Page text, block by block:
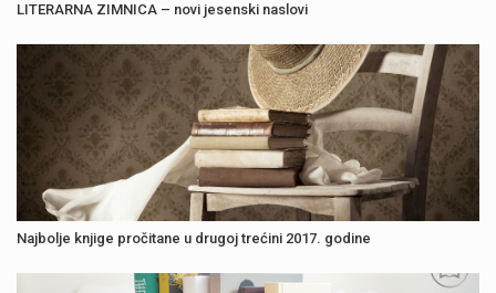
LITERARNA ZIMNICA – novi jesenski naslovi
Najbolje knjige pročitane u drugoj trećini 2017. godine